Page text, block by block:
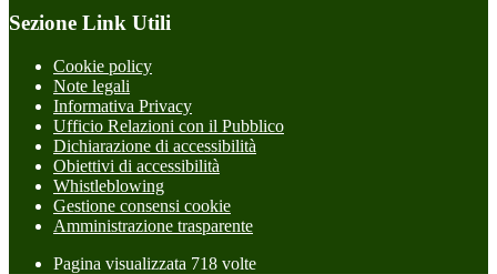
Sezione Link Utili
Cookie policy
Note legali
Informativa Privacy
Ufficio Relazioni con il Pubblico
Dichiarazione di accessibilità
Obiettivi di accessibilità
Whistleblowing
Gestione consensi cookie
Amministrazione trasparente
Pagina visualizzata 718 volte